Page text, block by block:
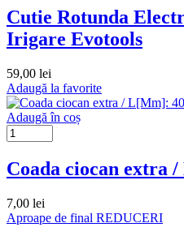
Cutie Rotunda
Irigare Evotools
59,00 lei
Adaugă la favorite
Adaugă în coș
Coada ciocan extra
7,00 lei
Aproape de final REDUCERI